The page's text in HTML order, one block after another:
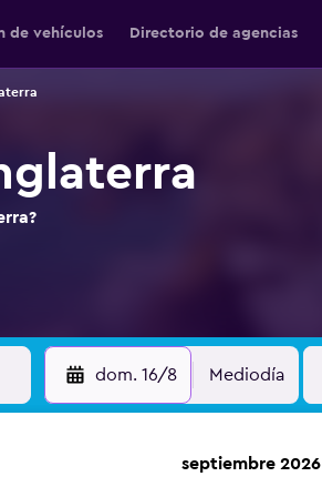
de vehículos Directorio de agencias
dom. 16/8 Mediodía
septiembre 2026